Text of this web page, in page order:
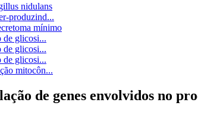
nidulans
produzind...
mínimo
de glicosi...
de glicosi...
de glicosi...
mitocôn...
de genes envolvidos no